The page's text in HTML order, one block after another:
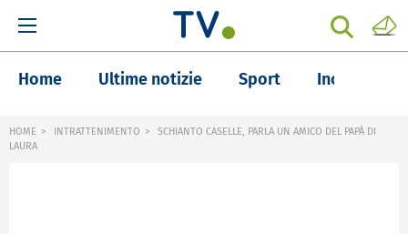
Home Ultime notizie Sport Inchieste
HOME INTRATTENIMENTO
SCHIANTO CASELLE, PARLA UN AMICO DEL PAPÀ DI
LAURA